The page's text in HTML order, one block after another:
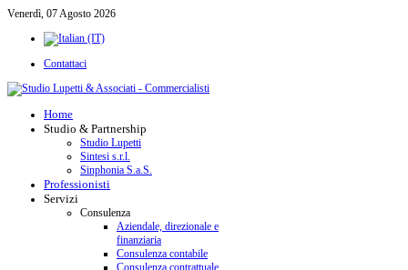
Venerdì, 07 Agosto 2026
Contattaci
Home
Studio & Partnership
Studio Lupetti
Sintesi s.r.l.
Sinphonia S.a.S.
Professionisti
Servizi
Consulenza
Aziendale, direzionale e
finanziaria
Consulenza contabile
Consulenza contrattuale